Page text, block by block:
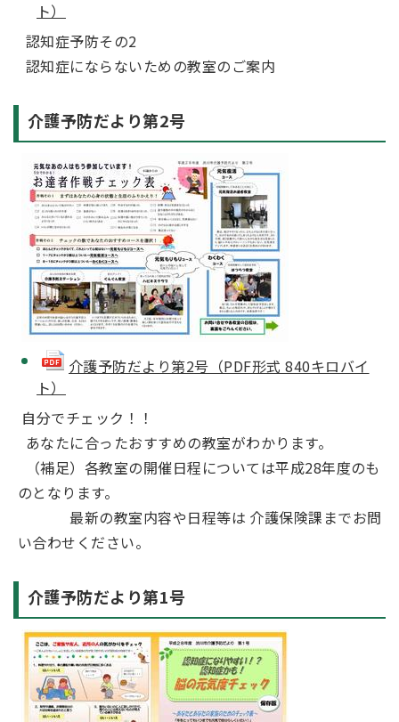
ト）
認知症予防その2
認知症にならないための教室のご案内
介護予防だより第2号
介護予防だより第2号（PDF形式 840キロバイ
ト）
自分でチェック！！
あなたに合ったおすすめの教室がわかります。
（補足）各教室の開催日程については平成28年度のも
のとなります。
最新の教室内容や日程等は 介護保険課までお問
い合わせください。
介護予防だより第1号